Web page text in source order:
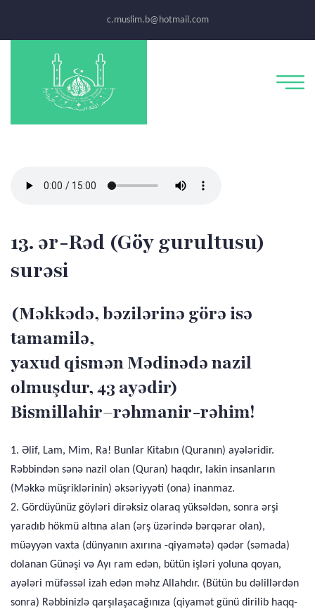
c.muslim.b@hotmail.com
13. ər-Rəd (Göy gurultusu)
surəsi
(Məkkədə, bəzilərinə görə isə
tamamilə,
yaxud qismən Mədinədə nazil
olmuşdur, 43 ayədir)
Bismillahir–rəhmanir-rəhim!
1. Əlif, Lam, Mim, Ra! Bunlar Kitabın (Quranın) ayələridir.
Rəbbindən sənə nazil olan (Quran) haqdır, lakin insanların
(Məkkə müşriklərinin) əksəriyyəti (ona) inanmaz.
2. Gördüyünüz göyləri dirəksiz olaraq yüksəldən, sonra ərşi
yaradıb hökmü altına alan (ərş üzərində bərqərar olan),
müəyyən vaxta (dünyanın axırına -qiyamətə) qədər (səmada)
dolanan Günəşi və Ayı ram edən, bütün işləri yoluna qoyan,
ayələri müfəssəl izah edən məhz Allahdır. (Bütün bu dəlillərdən
sonra) Rəbbinizlə qarşılaşacağınıza (qiyamət günü dirilib haqq-